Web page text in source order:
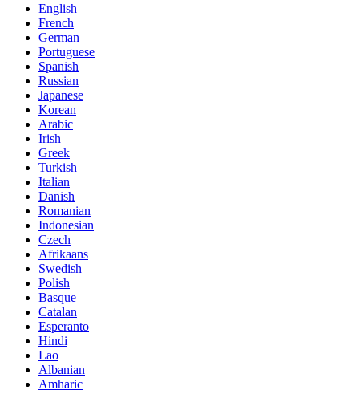
English
French
German
Portuguese
Spanish
Russian
Japanese
Korean
Arabic
Irish
Greek
Turkish
Italian
Danish
Romanian
Indonesian
Czech
Afrikaans
Swedish
Polish
Basque
Catalan
Esperanto
Hindi
Lao
Albanian
Amharic